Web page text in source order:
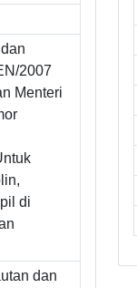
2007
Menteri
di
dan